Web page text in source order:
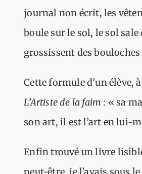
journal non écrit, les
boule sur le sol, le sol sale
grossissent des bouloches
Cette formule d’un élève,
L’Artiste de la faim : « sa
son art, il est l’art en lui-
Enfin trouvé un livre